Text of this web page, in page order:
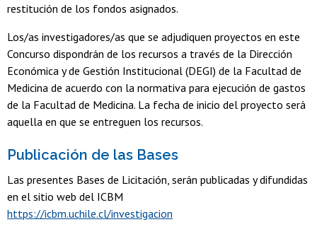
restitución de los fondos asignados.
Los/as investigadores/as que se adjudiquen proyectos en este
Concurso dispondrán de los recursos a través de la Dirección
Económica y de Gestión Institucional (DEGI) de la Facultad de
Medicina de acuerdo con la normativa para ejecución de gastos
de la Facultad de Medicina. La fecha de inicio del proyecto será
aquella en que se entreguen los recursos.
Publicación de las Bases
Las presentes Bases de Licitación, serán publicadas y difundidas
en el sitio web del ICBM
https://icbm.uchile.cl/investigacion